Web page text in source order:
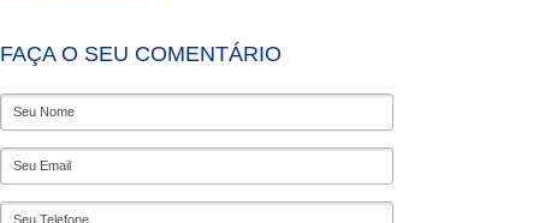
FAÇA O SEU COMENTÁRIO